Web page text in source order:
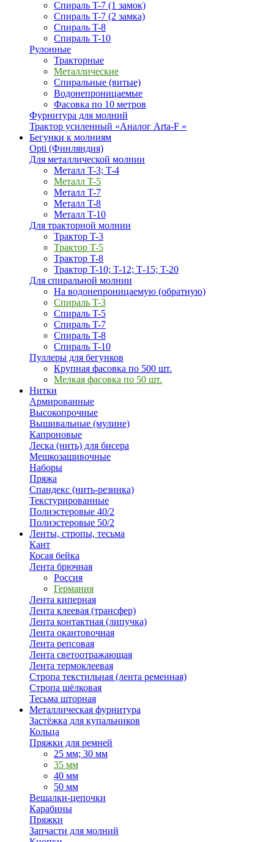
Спираль T-7 (1 замок)
Спираль T-7 (2 замка)
Спираль T-8
Спираль T-10
Рулонные
Тракторные
Металлические
Спиральные (витые)
Водонепроницаемые
Фасовка по 10 метров
Фурнитура для молний
Трактор усиленный «Аналог Arta-F »
Бегунки к молниям
Opti (Финляндия)
Для металлической молнии
Металл T-3; T-4
Металл T-5
Металл T-7
Металл T-8
Металл T-10
Для тракторной молнии
Трактор T-3
Трактор T-5
Трактор T-8
Трактор T-10; T-12; Т-15; T-20
Для спиральной молнии
На водонепроницаемую (обратную)
Спираль T-3
Спираль T-5
Спираль T-7
Спираль T-8
Спираль T-10
Пуллеры для бегунков
Крупная фасовка по 500 шт.
Мелкая фасовка по 50 шт.
Нитки
Армированные
Высокопрочные
Вышивальные (мулине)
Капроновые
Леска (нить) для бисера
Мешкозашивочные
Наборы
Пряжа
Спандекс (нить-резинка)
Текстурированные
Полиэстеровые 40/2
Полиэстеровые 50/2
Ленты, стропы, тесьма
Кант
Косая бейка
Лента брючная
Россия
Германия
Лента киперная
Лента клеевая (трансфер)
Лента контактная (липучка)
Лента окантовочная
Лента репсовая
Лента светоотражающая
Лента термоклеевая
Стропа текстильная (лента ременная)
Стропа шёлковая
Тесьма шторная
Металлическая фурнитура
Застёжка для купальников
Кольца
Пряжки для ремней
25 мм; 30 мм
35 мм
40 мм
50 мм
Вешалки-цепочки
Карабины
Пряжки
Запчасти для молний